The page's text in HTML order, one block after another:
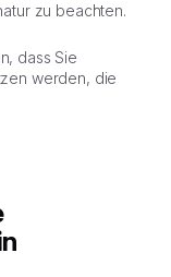
zu beachten.
dass Sie
werden, die